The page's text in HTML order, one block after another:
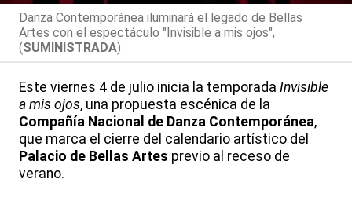
Danza Contemporánea iluminará el legado de Bellas
Artes con el espectáculo "Invisible a mis ojos",
(SUMINISTRADA)
Este viernes 4 de julio inicia la temporada Invisible
a mis ojos, una propuesta escénica de la
Compañía Nacional de Danza Contemporánea,
que marca el cierre del calendario artístico del
Palacio de Bellas Artes previo al receso de
verano.